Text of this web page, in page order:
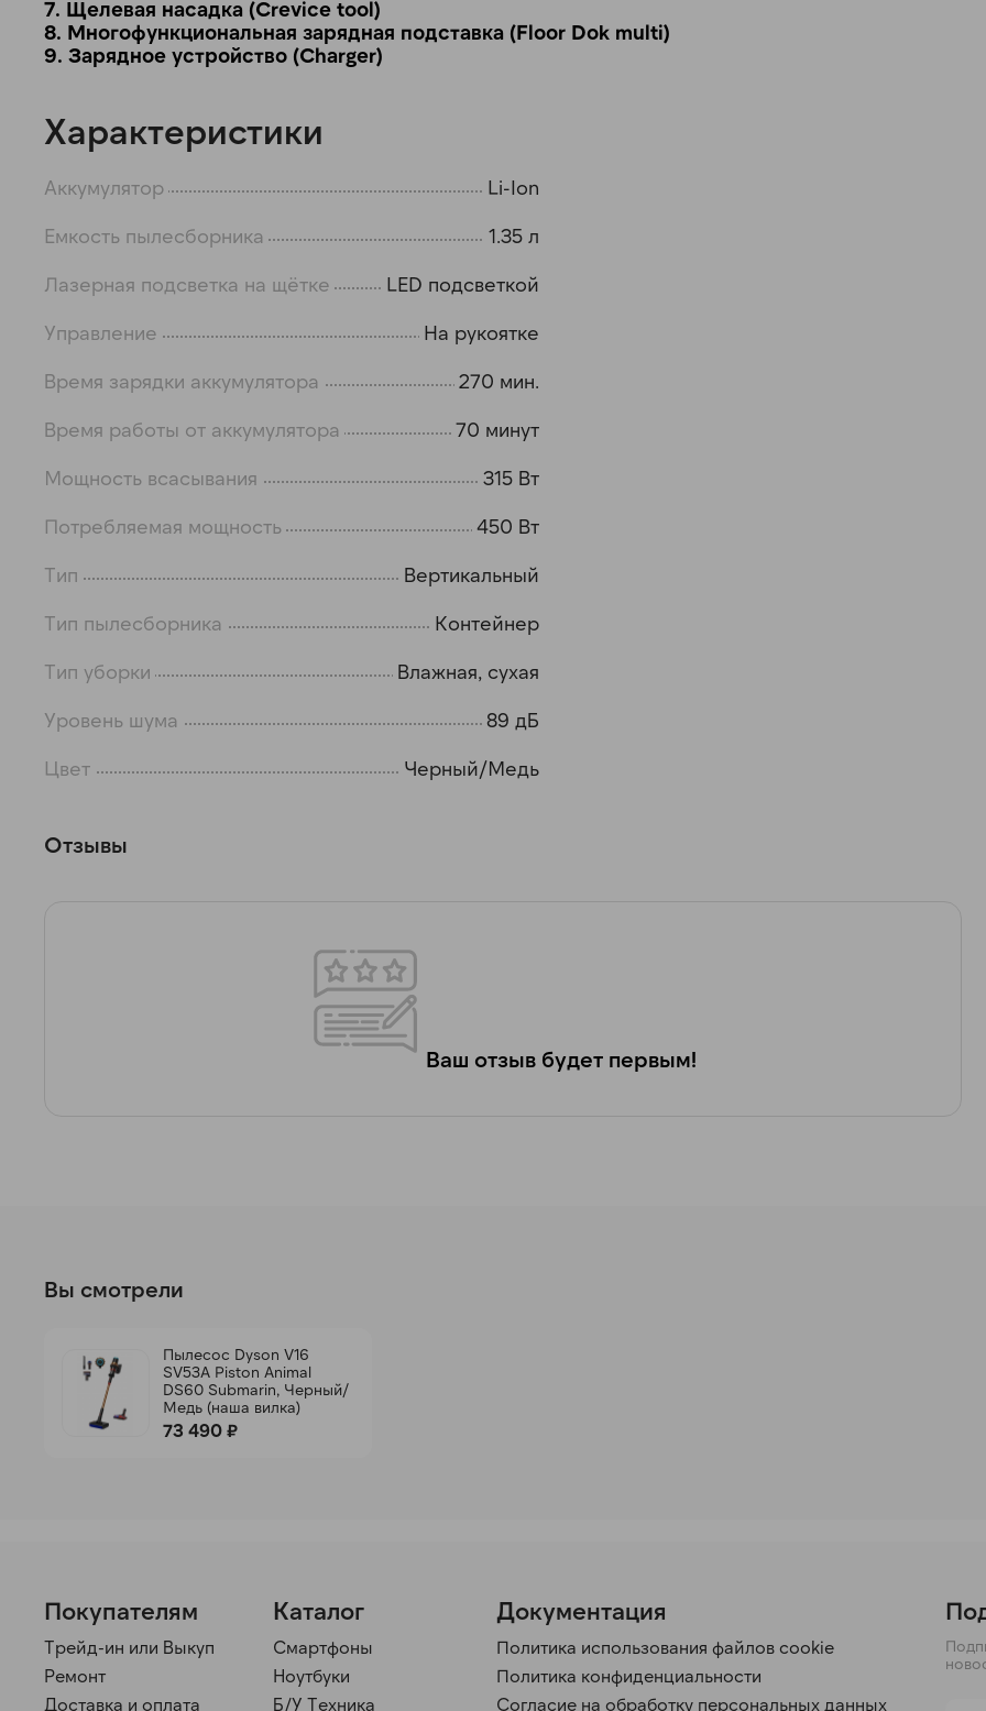
7. Щелевая насадка (Crevice tool)
8. Многофункциональная зарядная подставка (Floor Dok multi)
9. Зарядное устройство (Charger)
Характеристики
Аккумулятор
Li-Ion
Емкость пылесборника
1.35 л
Лазерная подсветка на щётке
LED подсветкой
Управление
На рукоятке
Время зарядки аккумулятора
270 мин.
Время работы от аккумулятора
70 минут
Мощность всасывания
315 Вт
Потребляемая мощность
450 Вт
Тип
Вертикальный
Тип пылесборника
Контейнер
Тип уборки
Влажная, сухая
Уровень шума
89 дБ
Цвет
Черный/Медь
Отзывы
Ваш отзыв будет первым!
Вы смотрели
Пылесос Dyson V16
SV53A Piston Animal
DS60 Submarin, Черный/
Медь (наша вилка)
73 490 ₽
Покупателям
Трейд-ин или Выкуп
Ремонт
Доставка и оплата
Каталог
Смартфоны
Ноутбуки
Б/У Техника
Документация
Политика использования файлов cookie
Политика конфиденциальности
Согласие на обработку персональных данных